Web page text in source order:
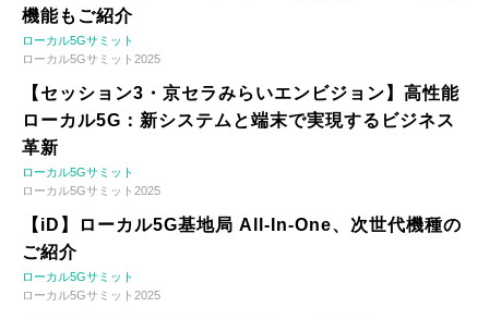
機能もご紹介
ローカル5Gサミット
ローカル5Gサミット2025
【セッション3・京セラみらいエンビジョン】高性能
ローカル5G：新システムと端末で実現するビジネス
革新
ローカル5Gサミット
ローカル5Gサミット2025
【iD】ローカル5G基地局 All-In-One、次世代機種の
ご紹介
ローカル5Gサミット
ローカル5Gサミット2025